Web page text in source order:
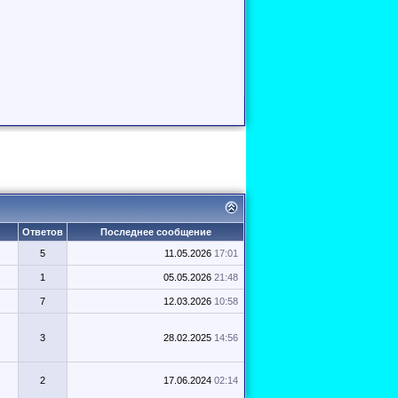
Ответов
Последнее сообщение
5
11.05.2026 17:01
1 05.05.2026 21:48
7 12.03.2026 10:58
3 28.02.2025 14:56
2 17.06.2024 02:14